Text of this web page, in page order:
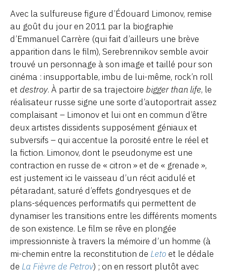
Avec la sulfureuse figure d’Édouard Limonov, remise
au goût du jour en 2011 par la biographie
d’Emmanuel Carrère (qui fait d’ailleurs une brève
apparition dans le film), Serebrennikov semble avoir
trouvé un personnage à son image et taillé pour son
cinéma : insupportable, imbu de lui-même, rock’n roll
et destroy. À partir de sa trajectoire bigger than life, le
réalisateur russe signe une sorte d’autoportrait assez
complaisant – Limonov et lui ont en commun d’être
deux artistes dissidents supposément géniaux et
subversifs – qui accentue la porosité entre le réel et
la fiction. Limonov, dont le pseudonyme est une
contraction en russe de « citron » et de « grenade »,
est justement ici le vaisseau d’un récit acidulé et
pétaradant, saturé d’effets gondryesques et de
plans-séquences performatifs qui permettent de
dynamiser les transitions entre les différents moments
de son existence. Le film se rêve en plongée
impressionniste à travers la mémoire d’un homme (à
mi-chemin entre la reconstitution de Leto et le dédale
de La Fièvre de Petrov) ; on en ressort plutôt avec